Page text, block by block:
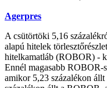
Agerpres
A csütörtöki 5,16
alapú hitelek
hitelkamatláb (ROBOR) -
Ennél magasabb ROBOR-
amikor 5,23 százalékon